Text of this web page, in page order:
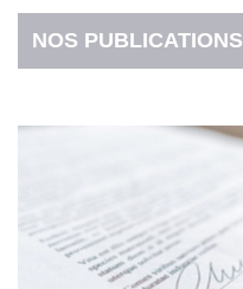
NOS PUBLICATIONS